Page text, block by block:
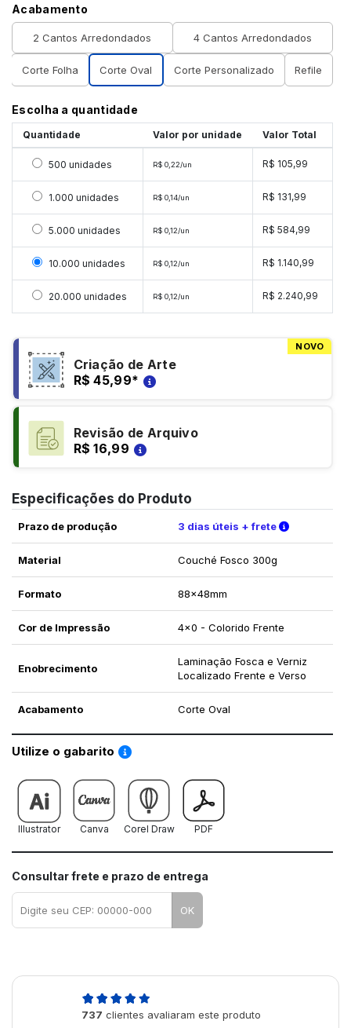
Acabamento
2 Cantos Arredondados 4 Cantos Arredondados
Corte Folha Corte Oval Corte Personalizado Refile
Escolha a quantidade
Quantidade Valor por unidade Valor Total
Selecionar 500 unidades
500 unidades R$ 0,22/un R$ 105,99
Selecionar 1000 unidades
1.000 unidades R$ 0,14/un R$ 131,99
Selecionar 5000 unidades
5.000 unidades R$ 0,12/un R$ 584,99
Selecionar 10000 unidades
10.000 unidades R$ 0,12/un R$ 1.140,99
Selecionar 20000 unidades
20.000 unidades R$ 0,12/un R$ 2.240,99
NOVO
Criação de Arte
R$ 45,99*
Revisão de Arquivo
R$ 16,99
Especificações do Produto
Prazo de produção 3 dias úteis + frete Verifique
Material Couché Fosco 300g
Formato 88x48mm
Cor de Impressão 4x0 - Colorido Frente
Enobrecimento
Laminação Fosca e Verniz
Localizado Frente e Verso
Acabamento Corte Oval
Utilize o gabarito Saiba como utilizar os nossos gabaritos
Illustrator Canva Corel Draw PDF
Consultar frete e prazo de entrega
OK
737 clientes avaliaram este produto